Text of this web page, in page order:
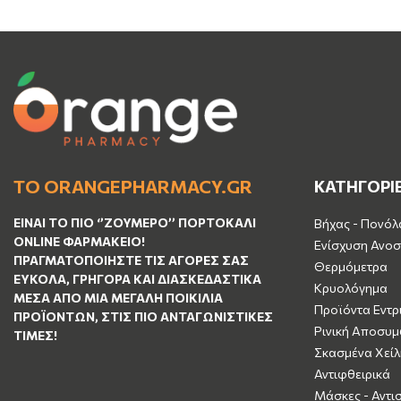
ΤΟ ORANGEPHARMACY.GR
ΕΊΝΑΙ ΤO ΠΙΟ ‘’ΖΟΥΜΕΡΌ’’ ΠΟΡΤΟΚΑΛΊ
ΟNLINE ΦΑΡΜΑΚΕΊΟ!
ΠΡΑΓΜΑΤΟΠΟΙΉΣΤΕ ΤΙΣ ΑΓΟΡΈΣ ΣΑΣ
ΕΎΚΟΛΑ, ΓΡΉΓΟΡΑ ΚΑΙ ΔΙΑΣΚΕΔΑΣΤΙΚΆ
ΜΈΣΑ ΑΠΌ ΜΙΑ ΜΕΓΆΛΗ ΠΟΙΚΙΛΊΑ
ΠΡΟΪΌΝΤΩΝ, ΣΤΙΣ ΠΙΟ ΑΝΤΑΓΩΝΙΣΤΙΚΈΣ
ΤΙΜΈΣ!
Βήχας -
Ενίσχυση
Θερμόμετρα
Κρυολόγημα
Προϊόντα
Ρινική
Σκασμένα
Αντιφθειρικά
Μάσκες -